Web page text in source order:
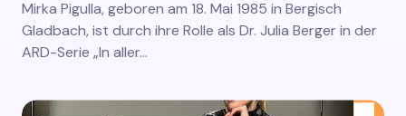
Mirka Pigulla, geboren am 18. Mai 1985 in Bergisch
Gladbach, ist durch ihre Rolle als Dr. Julia Berger in der
ARD-Serie „In aller…